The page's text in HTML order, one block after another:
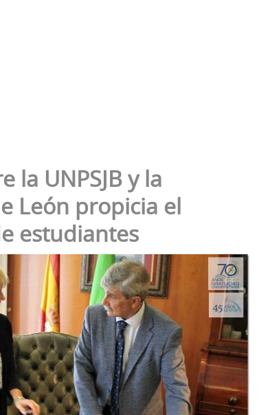
la UNPSJB y la
León propicia el
estudiantes